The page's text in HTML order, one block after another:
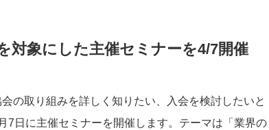
対象にした主催セミナーを4/7開催
の取り組みを詳しく知りたい、入会を検討したいと
7日に主催セミナーを開催します。テーマは「業界の